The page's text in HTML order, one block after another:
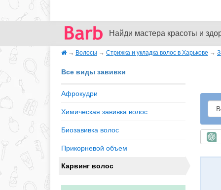
Найди мастера красоты и
→ Волосы → Стрижка и укладка волос в Харькове →
Все виды завивки
Афрокудри
Химическая завивка волос
Биозавивка волос
Прикорневой объем
Карвинг волос